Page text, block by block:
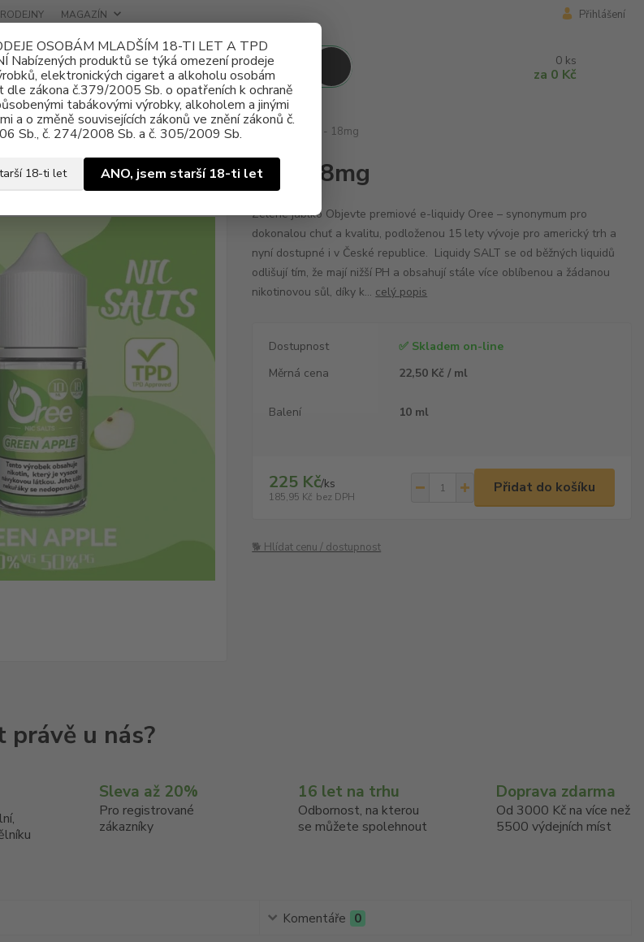
OSOBÁM MLADŠÍM 18-TI LET A TPD
Nabízených produktů se týká omezení prodeje
elektronických cigaret a alkoholu osobám
zákona č.379/2005 Sb. o opatřeních k ochraně
tabákovými výrobky, alkoholem a jinými
a o změně souvisejících zákonů ve znění zákonů č.
Sb., č. 274/2008 Sb. a č. 305/2009 Sb.
18-ti let ANO, jsem starší 18-ti let
MAGAZÍN Přihlášení
0 ks
za 0 Kč
sůl Oree SALT E-liquid Oree SALT Green Apple 10ml - 18mg
Green Apple 10ml - 18mg
Zelené jablko Objevte premiové e-liquidy Oree – synonymum pro
dokonalou chuť a kvalitu, podloženou 15 lety vývoje pro americký trh a
nyní dostupné i v České republice. Liquidy SALT se od běžných liquidů
odlišují tím, že mají nižší PH a obsahují stále více oblíbenou a žádanou
nikotinovou sůl, díky k... celý popis
Dostupnost
✅ Skladem on-line
Měrná cena
22,50 Kč / ml
Balení 10 ml
225 Kč/ks
185,95 Kč bez DPH
Přidat do košíku
🐕 Hlídat cenu / dostupnost
Sleva až 20%
Pro registrované
zákazníky
16 let na trhu
Odbornost, na kterou
se můžete spolehnout
Doprava zdarma
Od 3000 Kč na více než
5500 výdejních míst
Komentáře 0